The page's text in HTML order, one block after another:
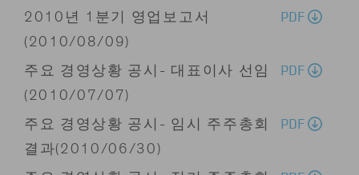
2010년 1분기 영업보고서
(2010/08/09)
PDF
주요 경영상황 공시- 대표이사 선임
(2010/07/07)
PDF
주요 경영상황 공시- 임시 주주총회
결과(2010/06/30)
PDF